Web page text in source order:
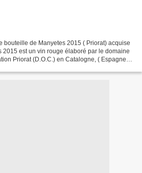
bouteille de Manyetes 2015 ( Priorat) acquise
2015 est un vin rouge élaboré par le domaine
Priorat (D.O.C.) en Catalogne, ( Espagne).